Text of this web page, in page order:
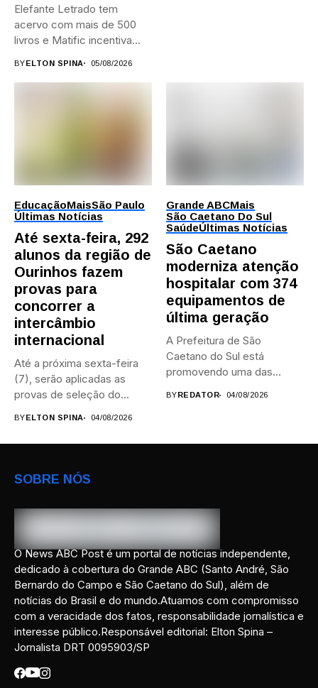
Elefante Letrado tem
acervo com mais de 500
livros e Matific incentiva...
BYELTON SPINA 05/08/2026
EducaçãoMaisSão Paulo
Últimas Notícias
Até sexta-feira, 292
alunos da região de
Ourinhos fazem
provas para
concorrer a
intercâmbio
internacional
Até a próxima sexta-feira
(7), serão aplicadas as
provas de seleção do...
BYELTON SPINA 04/08/2026
Grande ABCMais
São Caetano Do Sul
SaúdeÚltimas Notícias
São Caetano
moderniza atenção
hospitalar com 374
equipamentos de
última geração
A Prefeitura de São
Caetano do Sul está
promovendo uma das
BYREDATOR 04/08/2026
SOBRE NÓS
O News ABC Post é um portal de notícias independente,
dedicado à cobertura do Grande ABC (Santo André, São
Bernardo do Campo e São Caetano do Sul), além de
notícias do Brasil e do mundo.Atuamos com compromisso
com a veracidade dos fatos, responsabilidade jornalística e
interesse público.Responsável editorial: Elton Spina –
Jornalista DRT 0095903/SP